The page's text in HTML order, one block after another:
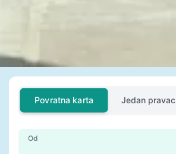
Povratna karta Jedan pravac
Od